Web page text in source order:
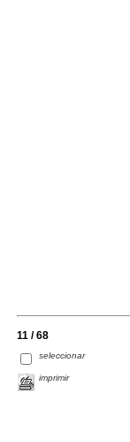
11 / 68
seleccionar
imprimir